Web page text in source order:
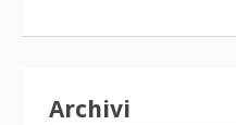
Archivi